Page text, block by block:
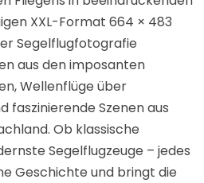
XXL-Format 664 × 483
Segelflugfotografie
aus den imposanten
Wellenflüge über
faszinierende Szenen aus
Ob klassische
Segelflugzeuge – jedes
Geschichte und bringt die